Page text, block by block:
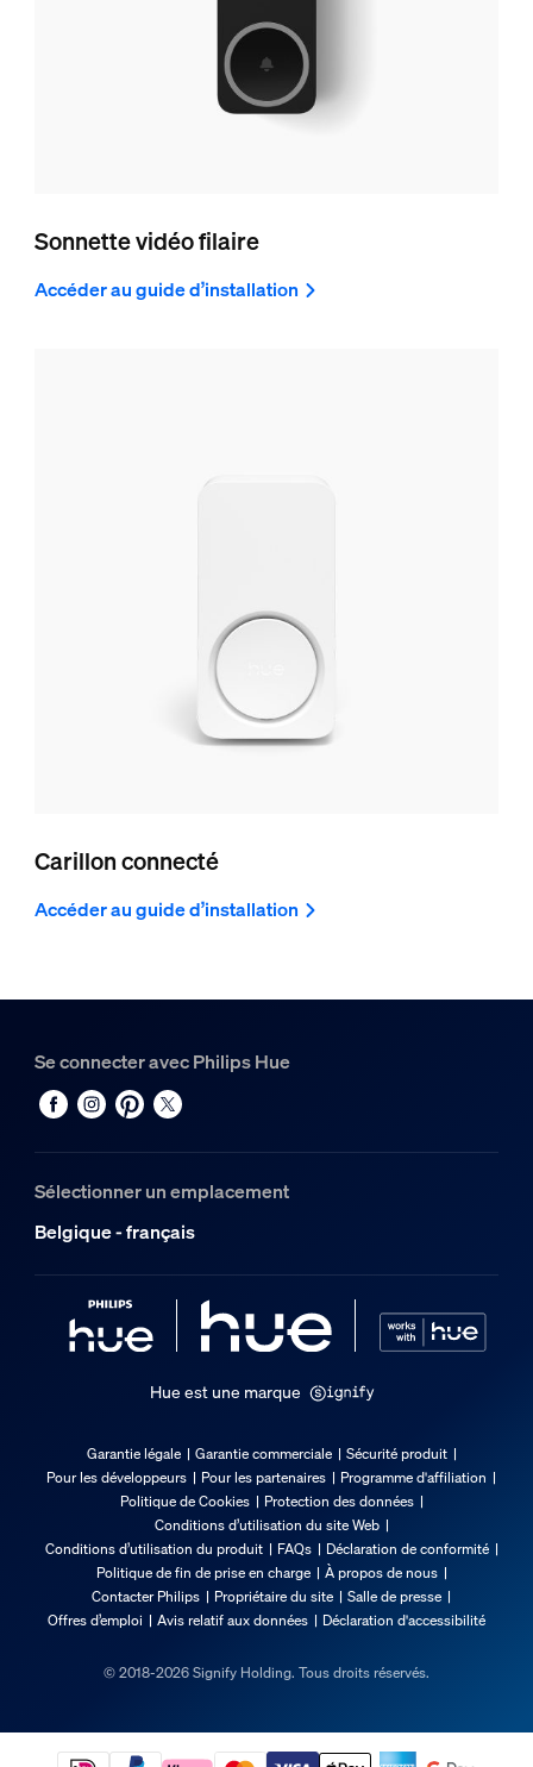
Sonnette vidéo filaire
Accéder au guide d’installation
Carillon connecté
Accéder au guide d’installation
Se connecter avec Philips Hue
Sélectionner un emplacement
Belgique - français
Hue est une marque
Garantie légale Garantie commerciale
Sécurité produit
Pour les développeurs
Pour les partenaires
Programme d'affiliation
Politique de Cookies
Protection des données
Conditions d’utilisation du site Web
Conditions d’utilisation du produit
FAQs
Déclaration de conformité
Politique de fin de prise en charge
À propos de nous
Contacter Philips
Propriétaire du site
Salle de presse
Offres d’emploi
Avis relatif aux données Déclaration d'accessibilité
© 2018-2026 Signify Holding. Tous droits réservés.